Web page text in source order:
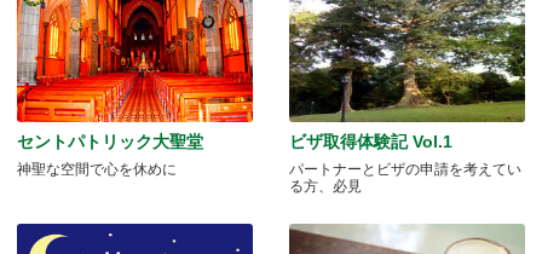
セントパトリック大聖堂
神聖な空間で心を休めに
ビザ取得体験記 Vol.1
パートナーとビザの申請を考えてい
る方、必見